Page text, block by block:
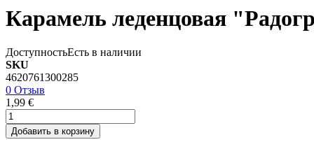
Карамель леденцовая
ДоступностьЕсть в наличии
SKU
4620761300285
0 Отзыв
1,99 €
Добавить в корзину